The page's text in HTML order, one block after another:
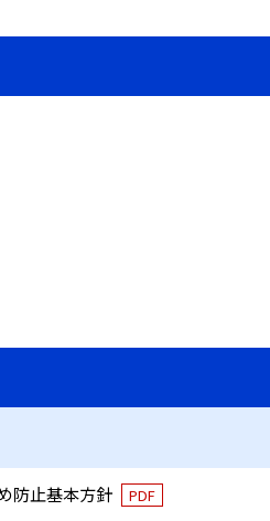
防止基本方針 PDF